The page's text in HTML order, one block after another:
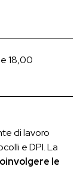
18,00
di lavoro
e DPI. La
le